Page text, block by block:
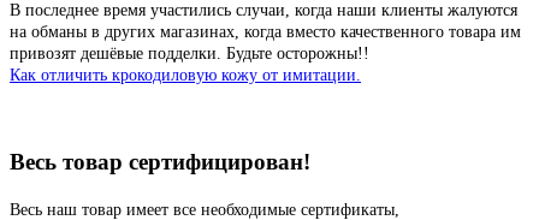
В последнее время участились случаи, когда наши клиенты жалуются
на обманы в других магазинах, когда вместо качественного товара им
привозят дешёвые подделки. Будьте осторожны!!
Как отличить крокодиловую кожу от имитации.
Весь товар сертифицирован!
Весь наш товар имеет все необходимые сертификаты,